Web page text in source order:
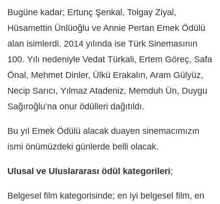
Bugüne kadar; Ertunç Şenkal, Tolgay Ziyal,
Hüsamettin Ünlüoğlu ve Annie Pertan Emek Ödülü
alan isimlerdi. 2014 yılında ise Türk Sinemasının
100. Yılı nedeniyle Vedat Türkali, Ertem Göreç, Safa
Önal, Mehmet Dinler, Ülkü Erakalın, Aram Gülyüz,
Necip Sarıcı, Yılmaz Atadeniz, Memduh Ün, Duygu
Sağıroğlu’na onur ödülleri dağıtıldı.
Bu yıl Emek Ödülü alacak duayen sinemacımızın
ismi önümüzdeki günlerde belli olacak.
Ulusal ve Uluslararası ödül kategorileri;
Belgesel film kategorisinde; en iyi belgesel film, en